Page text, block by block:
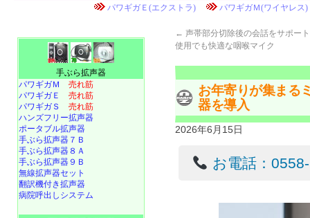
← 声帯部分切除後の会話をサポー
使用でも快適な咽喉マイク
お年寄りが集まる
器を導入
2026年6月15日
お電話：
手ぶら拡声器
パワギガＭ 売れ筋
パワギガＥ 売れ筋
パワギガＳ 売れ筋
ハンズフリー拡声器
ポータブル拡声器
手ぶら拡声器７Ｂ
手ぶら拡声器８Ａ
手ぶら拡声器９Ｂ
無線拡声器セット
翻訳機付き拡声器
病院呼出しシステム